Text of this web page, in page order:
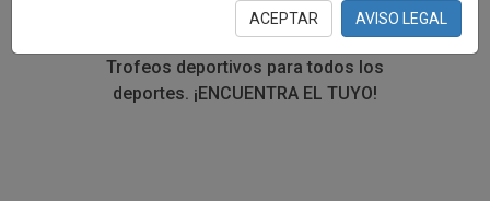
ACEPTAR AVISO LEGAL
trofeos deportivos. Define tu búsqueda mediante los
filtros por deporte, material y precio del trofeo.
Trofeos deportivos para todos los
deportes. ¡ENCUENTRA EL TUYO!